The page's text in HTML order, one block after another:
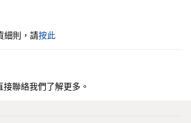
細則，請按此
接聯絡我們了解更多。